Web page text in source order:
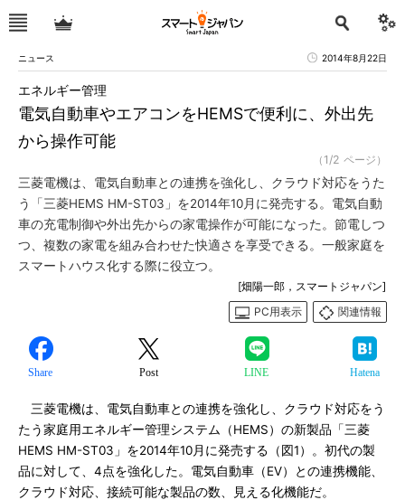
ニュース 2014年8月22日
電気自動車やエアコンをHEMSで便利に、外出先
から操作可能
エネルギー管理
（1/2 ページ）
三菱電機は、電気自動車との連携を強化し、クラウド対応をうた
う「三菱HEMS HM-ST03」を2014年10月に発売する。電気自動
車の充電制御や外出先からの家電操作が可能になった。節電しつ
つ、複数の家電を組み合わせた快適さを享受できる。一般家庭を
スマートハウス化する際に役立つ。
[畑陽一郎，スマートジャパン]
PC用表示
関連情報
Share Post LINE Hatena
三菱電機は、電気自動車との連携を強化し、クラウド対応をう
たう家庭用エネルギー管理システム（HEMS）の新製品「三菱
HEMS HM-ST03」を2014年10月に発売する（図1）。初代の製
品に対して、4点を強化した。電気自動車（EV）との連携機能、
クラウド対応、接続可能な製品の数、見える化機能だ。